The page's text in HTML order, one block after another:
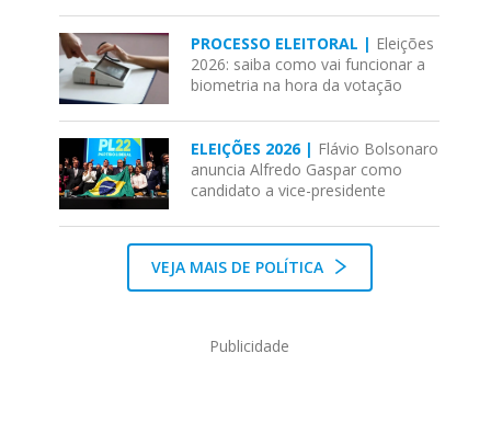
PROCESSO ELEITORAL | Eleições
2026: saiba como vai funcionar a
biometria na hora da votação
ELEIÇÕES 2026 | Flávio Bolsonaro
anuncia Alfredo Gaspar como
candidato a vice-presidente
VEJA MAIS DE POLÍTICA
Publicidade